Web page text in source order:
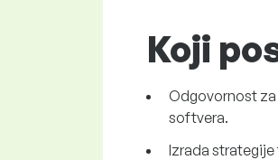
Koji
Odgovornost
softvera.
Izrada